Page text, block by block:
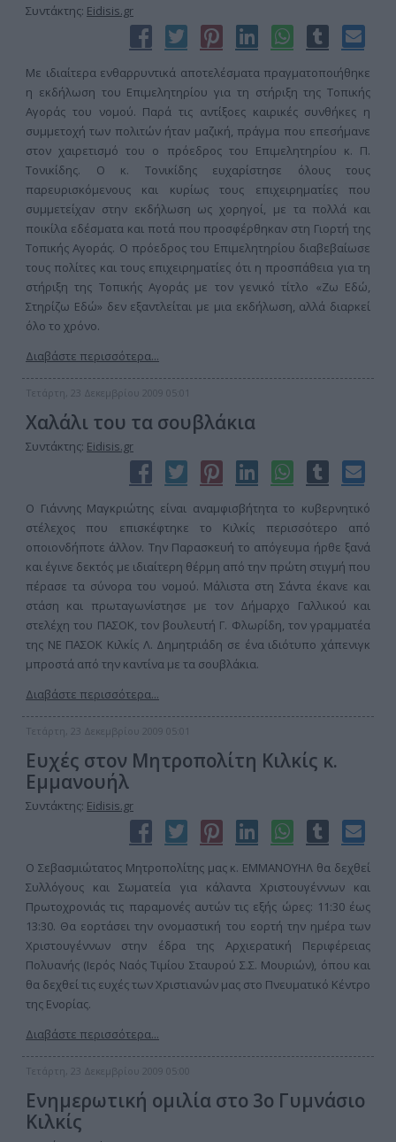
Συντάκτης: Eidisis.gr
Με ιδιαίτερα ενθαρρυντικά αποτελέσματα πραγματοποιήθηκε
η εκδήλωση του Επιμελητηρίου για τη στήριξη της Τοπικής
Αγοράς του νομού. Παρά τις αντίξοες καιρικές συνθήκες η
συμμετοχή των πολιτών ήταν μαζική, πράγμα που επεσήμανε
στον χαιρετισμό του ο πρόεδρος του Επιμελητηρίου κ. Π.
Τονικίδης. Ο κ. Τονικίδης ευχαρίστησε όλους τους
παρευρισκόμενους και κυρίως τους επιχειρηματίες που
συμμετείχαν στην εκδήλωση ως χορηγοί, με τα πολλά και
ποικίλα εδέσματα και ποτά που προσφέρθηκαν στη Γιορτή της
Τοπικής Αγοράς. Ο πρόεδρος του Επιμελητηρίου διαβεβαίωσε
τους πολίτες και τους επιχειρηματίες ότι η προσπάθεια για τη
στήριξη της Τοπικής Αγοράς με τον γενικό τίτλο «Ζω Εδώ,
Στηρίζω Εδώ» δεν εξαντλείται με μια εκδήλωση, αλλά διαρκεί
όλο το χρόνο.
Διαβάστε περισσότερα...
Τετάρτη, 23 Δεκεμβρίου 2009 05:01
Χαλάλι του τα σουβλάκια
Συντάκτης: Eidisis.gr
Ο Γιάννης Μαγκριώτης είναι αναμφισβήτητα το κυβερνητικό
στέλεχος που επισκέφτηκε το Κιλκίς περισσότερο από
οποιονδήποτε άλλον. Την Παρασκευή το απόγευμα ήρθε ξανά
και έγινε δεκτός με ιδιαίτερη θέρμη από την πρώτη στιγμή που
πέρασε τα σύνορα του νομού. Μάλιστα στη Σάντα έκανε και
στάση και πρωταγωνίστησε με τον Δήμαρχο Γαλλικού και
στελέχη του ΠΑΣΟΚ, τον βουλευτή Γ. Φλωρίδη, τον γραμματέα
της ΝΕ ΠΑΣΟΚ Κιλκίς Λ. Δημητριάδη σε ένα ιδιότυπο χάπενιγκ
μπροστά από την καντίνα με τα σουβλάκια.
Διαβάστε περισσότερα...
Τετάρτη, 23 Δεκεμβρίου 2009 05:01
Ευχές στον Μητροπολίτη Κιλκίς κ.
Εμμανουήλ
Συντάκτης: Eidisis.gr
Ο Σεβασμιώτατος Μητροπολίτης μας κ. ΕΜΜΑΝΟΥΗΛ θα δεχθεί
Συλλόγους και Σωματεία για κάλαντα Χριστουγέννων και
Πρωτοχρονιάς τις παραμονές αυτών τις εξής ώρες: 11:30 έως
13:30. Θα εορτάσει την ονομαστική του εορτή την ημέρα των
Χριστουγέννων στην έδρα της Αρχιερατική Περιφέρειας
Πολυανής (Ιερός Ναός Τιμίου Σταυρού Σ.Σ. Μουριών), όπου και
θα δεχθεί τις ευχές των Χριστιανών μας στο Πνευματικό Κέντρο
της Ενορίας.
Διαβάστε περισσότερα...
Τετάρτη, 23 Δεκεμβρίου 2009 05:00
Ενημερωτική ομιλία στο 3ο Γυμνάσιο
Κιλκίς